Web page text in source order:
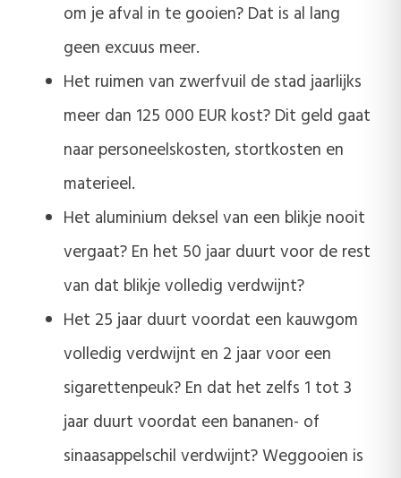
om je afval in te gooien? Dat is al lang
geen excuus meer.
Het ruimen van zwerfvuil de stad jaarlijks
meer dan 125 000 EUR kost? Dit geld gaat
naar personeelskosten, stortkosten en
materieel.
Het aluminium deksel van een blikje nooit
vergaat? En het 50 jaar duurt voor de rest
van dat blikje volledig verdwijnt?
Het 25 jaar duurt voordat een kauwgom
volledig verdwijnt en 2 jaar voor een
sigarettenpeuk? En dat het zelfs 1 tot 3
jaar duurt voordat een bananen- of
sinaasappelschil verdwijnt? Weggooien is